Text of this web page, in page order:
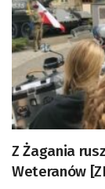
Z Żagania
Weteranów